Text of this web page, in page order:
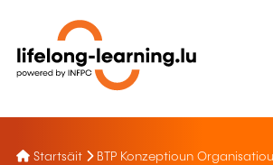
Startsäit BTP Konzeptioun